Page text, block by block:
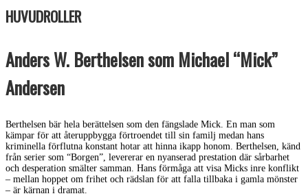
HUVUDROLLER
Anders W. Berthelsen som Michael “Mick”
Andersen
Berthelsen bär hela berättelsen som den fängslade Mick. En man som
kämpar för att återuppbygga förtroendet till sin familj medan hans
kriminella förflutna konstant hotar att hinna ikapp honom. Berthelsen, känd
från serier som “Borgen”, levererar en nyanserad prestation där sårbarhet
och desperation smälter samman. Hans förmåga att visa Micks inre konflikt
– mellan hoppet om frihet och rädslan för att falla tillbaka i gamla mönster
– är kärnan i dramat.